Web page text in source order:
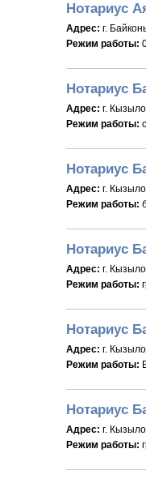
Нотариус
Адрес: г.
Режим работы:
Нотариус
Адрес: г.
Режим работы:
Нотариус
Адрес: г.
Режим работы:
Нотариус
Адрес: г.
Режим работы:
Нотариус
Адрес: г.
Режим работы:
Нотариус
Адрес: г.
Режим работы: